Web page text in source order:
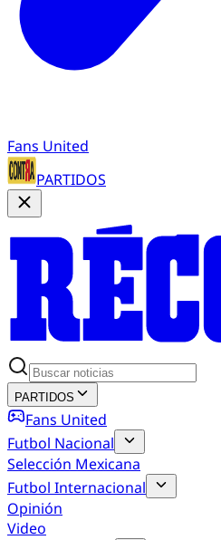
Fans United
PARTIDOS
PARTIDOS
Fans United
Futbol Nacional
Selección Mexicana
Futbol Internacional
Opinión
Video